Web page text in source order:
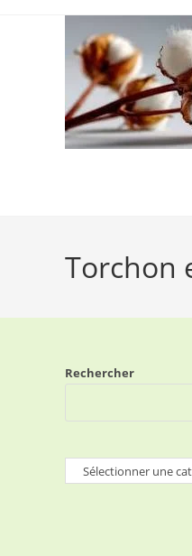
Torchon
Rechercher
Sélectionner